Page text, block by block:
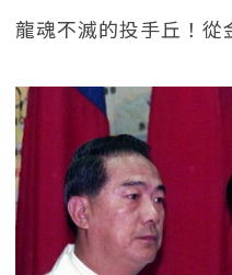
龍魂不滅的投手丘！